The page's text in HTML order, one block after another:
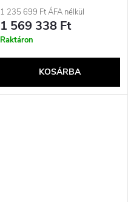
1 235 699 Ft ÁFA nélkül
1 569 338 Ft
Raktáron
KOSÁRBA